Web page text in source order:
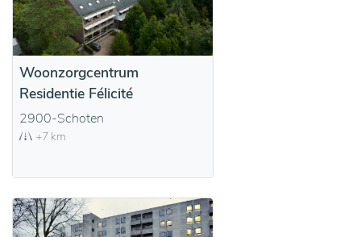
Woonzorgcentrum
Residentie Félicité
2900-Schoten
+7 km